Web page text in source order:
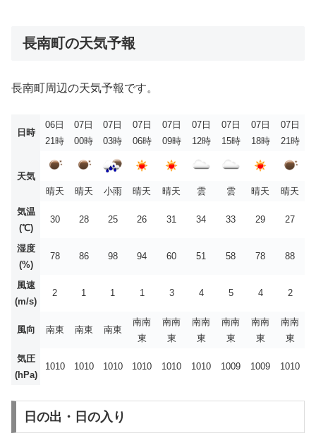
長南町の天気予報
長南町周辺の天気予報です。
日時
06日
21時
07日
00時
07日
03時
07日
06時
07日
09時
07日
12時
07日
15時
07日
18時
07日
21時
天気
晴天
晴天 小雨 晴天 晴天 雲 雲 晴天
晴天
気温
(℃)
30 28 25 26 31 34 33 29 27
湿度
(%)
78 86 98 94 60 51 58 78 88
風速
(m/s)
2 1 1 1 3 4 5 4 2
風向 南東 南東 南東
南南
東
南南
東
南南
東
南南
東
南南
東
南南
東
気圧
(hPa)
1010 1010 1010 1010 1010 1010 1009 1009 1010
日の出・日の入り